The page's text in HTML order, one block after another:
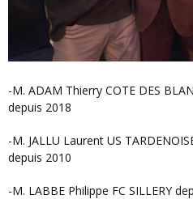
-M. ADAM Thierry COTE DES BLANCS depuis 1992 Président
depuis 2018
-M. JALLU Laurent US TARDENOISE depuis 2001 et Président
depuis 2010
-M. LABBE Philippe FC SILLERY depuis 1987 Président, secrétaire